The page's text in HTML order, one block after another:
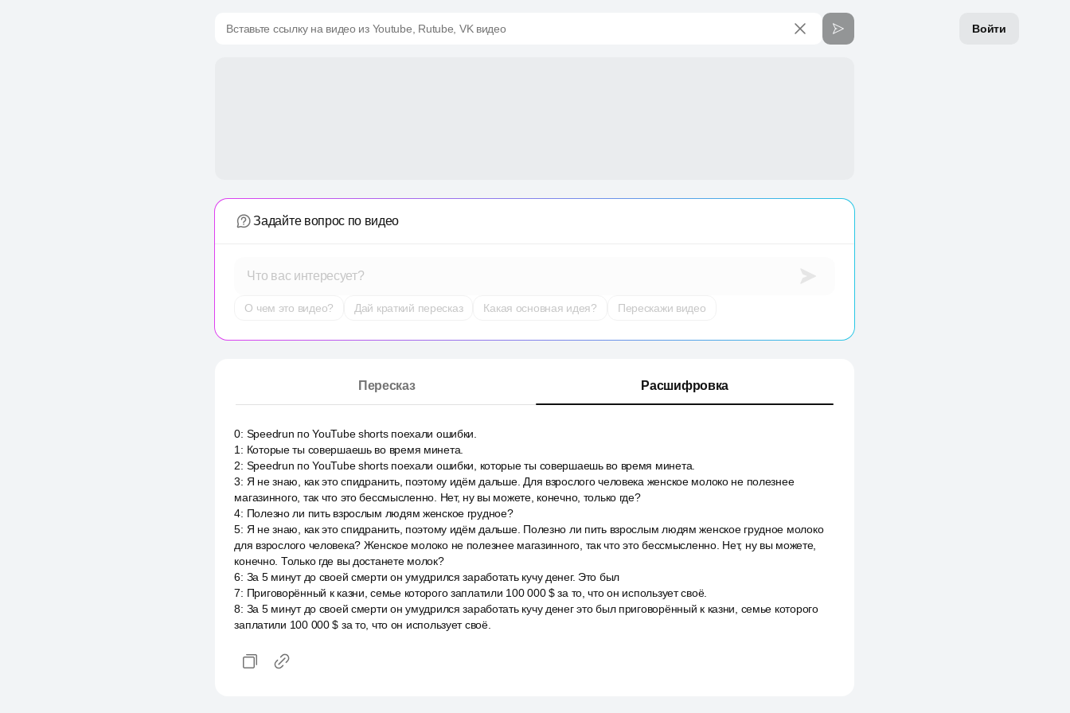
Войти
Вставьте ссылку на видео из Youtube, Rutube, VK видео
Задайте вопрос по видео
Что вас интересует?
О чем это видео? Дай краткий пересказ Какая основная идея? Перескажи видео
Пересказ Расшифровка
0: Speedrun по YouTube shorts поехали ошибки.
1 : Которые ты совершаешь во время минета.
2: Speedrun по YouTube shorts поехали ошибки, которые ты совершаешь во время минета.
3: Я не знаю, как это спидранить, поэтому идём дальше. Для взрослого человека женское молоко не полезнее
магазинного, так что это бессмысленно. Нет, ну вы можете, конечно, только где?
4: Полезно ли пить взрослым людям женское грудное?
5: Я не знаю, как это спидранить, поэтому идём дальше. Полезно ли пить взрослым людям женское грудное молоко
для взрослого человека? Женское молоко не полезнее магазинного, так что это бессмысленно. Нет, ну вы можете,
конечно. Только где вы достанете молок?
6: За 5 минут до своей смерти он умудрился заработать кучу денег. Это был
7: Приговорённый к казни, семье которого заплатили 100 000 $ за то, что он использует своё.
8: За 5 минут до своей смерти он умудрился заработать кучу денег это был приговорённый к казни, семье которого
заплатили 100 000 $ за то, что он использует своё.